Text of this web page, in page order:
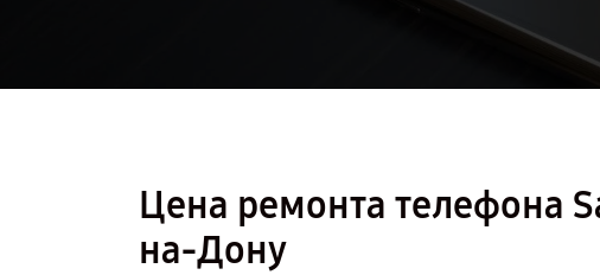
Цена ремонта телефона
на-Дону